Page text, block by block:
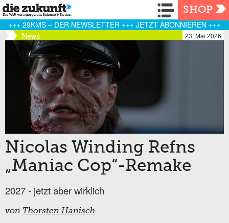
Navigation
SHOP
+++ 29KMS – DER NEWSLETTER +++ JETZT ABONNIEREN +++
News
23. Mai 2026
Nicolas Winding Refns
„Maniac Cop“-Remake
2027 - jetzt aber wirklich
von Thorsten Hanisch